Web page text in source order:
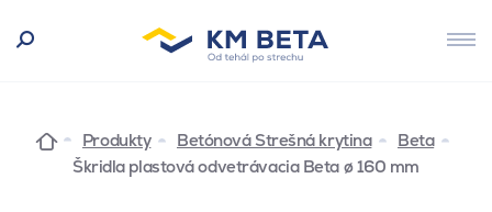
Produkty Betónová Strešná krytina
Beta
Škridla plastová odvetrávacia Beta ø 160 mm